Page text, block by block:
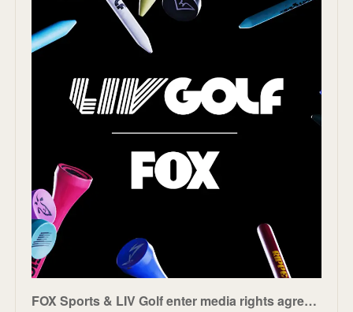
FOX Sports & LIV Golf enter media rights agreement | LIV Golf